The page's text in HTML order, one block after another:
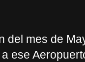
del mes de
ese